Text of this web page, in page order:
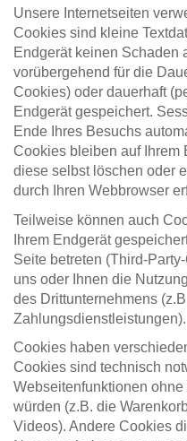
Unsere Internetseiten
Cookies sind kleine
Endgerät keinen Schaden
vorübergehend für die
Cookies) oder dauerhaft
Endgerät gespeichert.
Ende Ihres Besuchs
Cookies bleiben auf Ihrem
diese selbst löschen oder
durch Ihren Webbrowser
Teilweise können auch
Ihrem Endgerät
Seite betreten (Third-
uns oder Ihnen die
des Drittunternehmens
Zahlungsdienstleistungen).
Cookies haben
Cookies sind technisch
Webseitenfunktionen
würden (z.B. die
Videos). Andere Cookies